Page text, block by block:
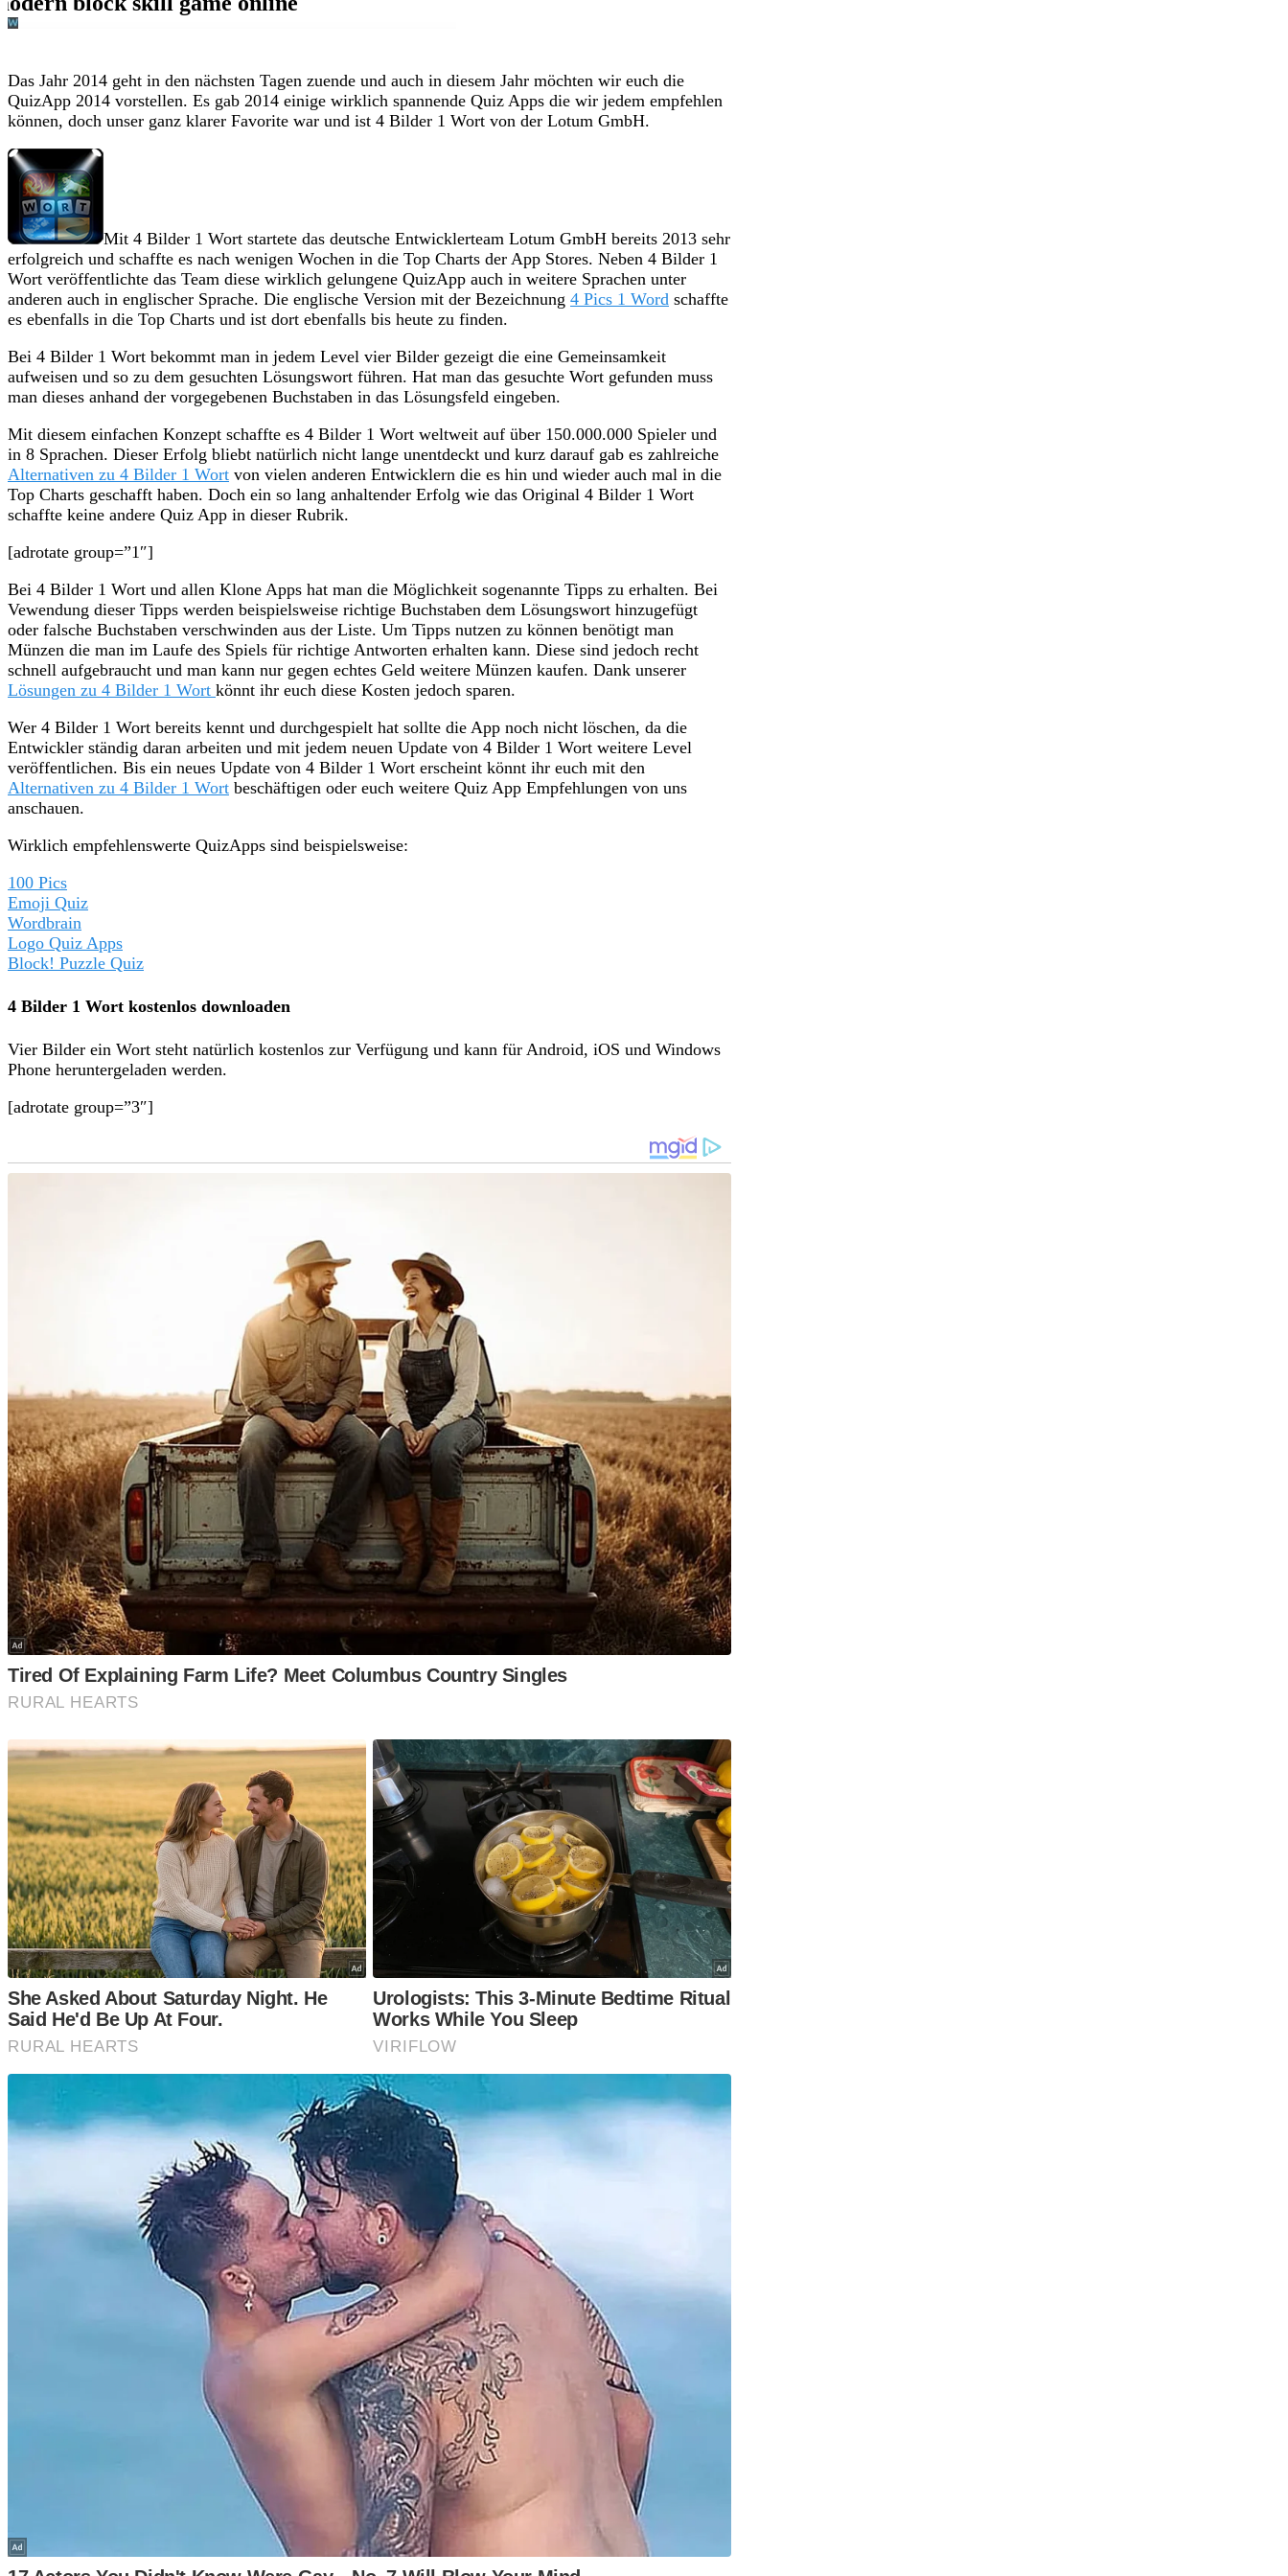
Das Jahr 2014 geht in den nächsten Tagen zuende und auch in diesem Jahr möchten wir euch die
QuizApp 2014 vorstellen. Es gab 2014 einige wirklich spannende Quiz Apps die wir jedem empfehlen
können, doch unser ganz klarer Favorite war und ist 4 Bilder 1 Wort von der Lotum GmbH.
Mit 4 Bilder 1 Wort startete das deutsche Entwicklerteam Lotum GmbH bereits 2013 sehr
erfolgreich und schaffte es nach wenigen Wochen in die Top Charts der App Stores. Neben 4 Bilder 1
Wort veröffentlichte das Team diese wirklich gelungene QuizApp auch in weitere Sprachen unter
anderen auch in englischer Sprache. Die englische Version mit der Bezeichnung 4 Pics 1 Word schaffte
es ebenfalls in die Top Charts und ist dort ebenfalls bis heute zu finden.
Bei 4 Bilder 1 Wort bekommt man in jedem Level vier Bilder gezeigt die eine Gemeinsamkeit
aufweisen und so zu dem gesuchten Lösungswort führen. Hat man das gesuchte Wort gefunden muss
man dieses anhand der vorgegebenen Buchstaben in das Lösungsfeld eingeben.
Mit diesem einfachen Konzept schaffte es 4 Bilder 1 Wort weltweit auf über 150.000.000 Spieler und
in 8 Sprachen. Dieser Erfolg bliebt natürlich nicht lange unentdeckt und kurz darauf gab es zahlreiche
Alternativen zu 4 Bilder 1 Wort von vielen anderen Entwicklern die es hin und wieder auch mal in die
Top Charts geschafft haben. Doch ein so lang anhaltender Erfolg wie das Original 4 Bilder 1 Wort
schaffte keine andere Quiz App in dieser Rubrik.
[adrotate group=”1″]
Bei 4 Bilder 1 Wort und allen Klone Apps hat man die Möglichkeit sogenannte Tipps zu erhalten. Bei
Vewendung dieser Tipps werden beispielsweise richtige Buchstaben dem Lösungswort hinzugefügt
oder falsche Buchstaben verschwinden aus der Liste. Um Tipps nutzen zu können benötigt man
Münzen die man im Laufe des Spiels für richtige Antworten erhalten kann. Diese sind jedoch recht
schnell aufgebraucht und man kann nur gegen echtes Geld weitere Münzen kaufen. Dank unserer
Lösungen zu 4 Bilder 1 Wort könnt ihr euch diese Kosten jedoch sparen.
Wer 4 Bilder 1 Wort bereits kennt und durchgespielt hat sollte die App noch nicht löschen, da die
Entwickler ständig daran arbeiten und mit jedem neuen Update von 4 Bilder 1 Wort weitere Level
veröffentlichen. Bis ein neues Update von 4 Bilder 1 Wort erscheint könnt ihr euch mit den
Alternativen zu 4 Bilder 1 Wort beschäftigen oder euch weitere Quiz App Empfehlungen von uns
anschauen.
Wirklich empfehlenswerte QuizApps sind beispielsweise:
100 Pics
Emoji Quiz
Wordbrain
Logo Quiz Apps
Block! Puzzle Quiz
4 Bilder 1 Wort kostenlos downloaden
Vier Bilder ein Wort steht natürlich kostenlos zur Verfügung und kann für Android, iOS und Windows
Phone heruntergeladen werden.
[adrotate group=”3″]